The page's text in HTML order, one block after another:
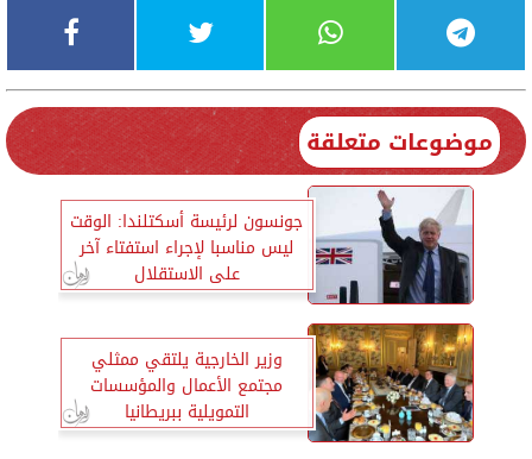
موضوعات متعلقة
جونسون لرئيسة أسكتلندا: الوقت
ليس مناسبا لإجراء استفتاء آخر
على الاستقلال
وزير الخارجية يلتقي ممثلي
مجتمع الأعمال والمؤسسات
التمويلية ببريطانيا